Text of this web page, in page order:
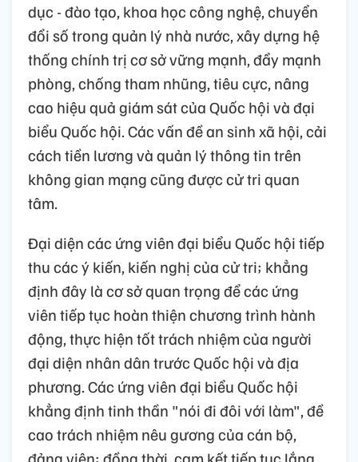
dục - đào tạo, khoa học công nghệ, chuyển
đổi số trong quản lý nhà nước, xây dựng hệ
thống chính trị cơ sở vững mạnh, đẩy mạnh
phòng, chống tham nhũng, tiêu cực, nâng
cao hiệu quả giám sát của Quốc hội và đại
biểu Quốc hội. Các vấn đề an sinh xã hội, cải
cách tiền lương và quản lý thông tin trên
không gian mạng cũng được cử tri quan
tâm.
Đại diện các ứng viên đại biểu Quốc hội tiếp
thu các ý kiến, kiến nghị của cử tri; khẳng
định đây là cơ sở quan trọng để các ứng
viên tiếp tục hoàn thiện chương trình hành
động, thực hiện tốt trách nhiệm của người
đại diện nhân dân trước Quốc hội và địa
phương. Các ứng viên đại biểu Quốc hội
khẳng định tinh thần "nói đi đôi với làm", đề
cao trách nhiệm nêu gương của cán bộ,